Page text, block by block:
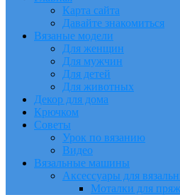
Карта сайта
Давайте знакомиться
Вязаные модели
Для женщин
Для мужчин
Для детей
Для животных
Декор для дома
Крючком
Советы
Урок по вязанию
Видео
Вязальные машины
Аксессуары для
Моталки для